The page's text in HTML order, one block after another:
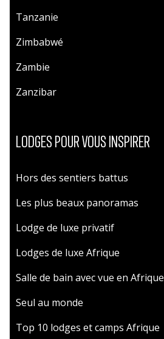
Tanzanie
Zimbabwé
Zambie
Zanzibar
LODGES POUR VOUS INSPIRER
Hors des sentiers battus
Les plus beaux panoramas
Lodge de luxe privatif
Lodges de luxe Afrique
Salle de bain avec vue en Afrique
Seul au monde
Top 10 lodges et camps Afrique